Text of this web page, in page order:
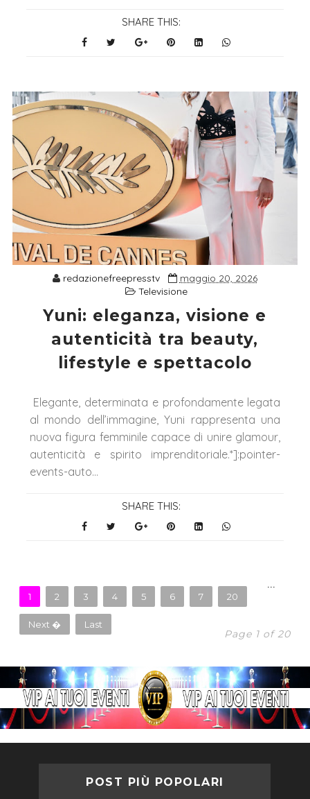
SHARE THIS:
redazionefreepresstv
maggio 20, 2026
Televisione
Yuni: eleganza, visione e
autenticità tra beauty,
lifestyle e spettacolo
Elegante, determinata e profondamente legata
al mondo dell’immagine, Yuni rappresenta una
nuova figura femminile capace di unire glamour,
autenticità e spirito imprenditoriale.*]:pointer-
events-auto...
SHARE THIS:
1 2 3 4 5 6 7
...
20
Next � Last
Page 1 of 20
POST PIÙ POPOLARI